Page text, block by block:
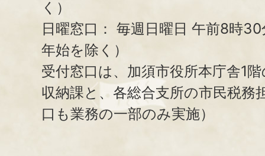
く）
日曜窓口： 毎週日曜日 午前8時
年始を除く）
受付窓口は、加須市役所本庁舎1
収納課と、 各総合支所の市民税務
口も業務の一部のみ実施）